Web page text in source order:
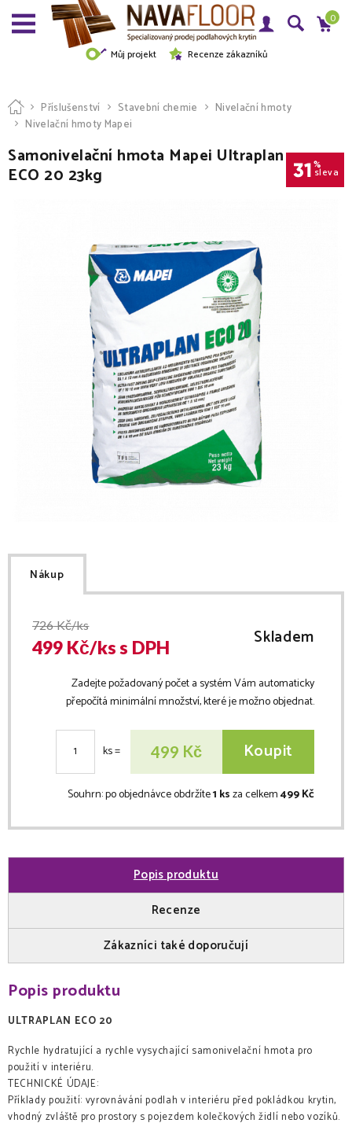
Můj projekt Recenze zákazníků
0
Příslušenství Stavební chemie
Nivelační hmoty
Nivelační hmoty Mapei
Samonivelační hmota Mapei Ultraplan
ECO 20 23kg 31 %
sleva
Nákup
726Kč/ks
499 Kč/kss DPH Skladem
Zadejte požadovaný počet a systém Vám automaticky
přepočítá minimální množství, které je možno objednat.
ks= 499 Kč Koupit
Souhrn:po objednávce obdržíte1 ksza celkem499 Kč
Popis produktu
Recenze
Zákazníci také doporučují
Popis produktu
ULTRAPLAN ECO 20
Rychle hydratující a rychle vysychající samonivelační hmota pro
použití v interiéru.
TECHNICKÉ ÚDAJE:
Příklady použití: vyrovnávání podlah v interiéru před pokládkou krytin,
vhodný zvláště pro prostory s pojezdem kolečkových židlí nebo vozíků.